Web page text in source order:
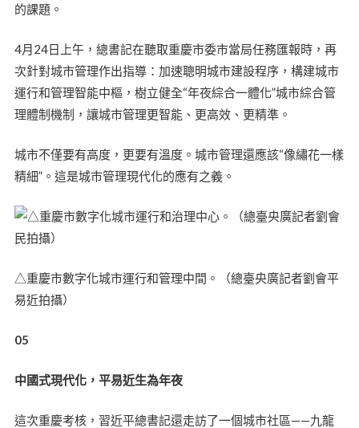
的課題。
4月24日上午，總書記在聽取重慶市委市當局任務匯報時，再
次針對城市管理作出指導：加速聰明城市建設程序，構建城市
運行和管理智能中樞，樹立健全“年夜綜合一體化”城市綜合管
理體制機制，讓城市管理更智能、更高效、更精準。
城市不僅要有高度，更要有溫度。城市管理還應該“像繡花一樣
精細”。這是城市管理現代化的應有之義。
△重慶市數字化城市運行和管理中間。（總臺央廣記者劉會平
易近拍攝）
05
中國式現代化，平易近生為年夜
這次重慶考核，習近平總書記還走訪了一個城市社區——九龍